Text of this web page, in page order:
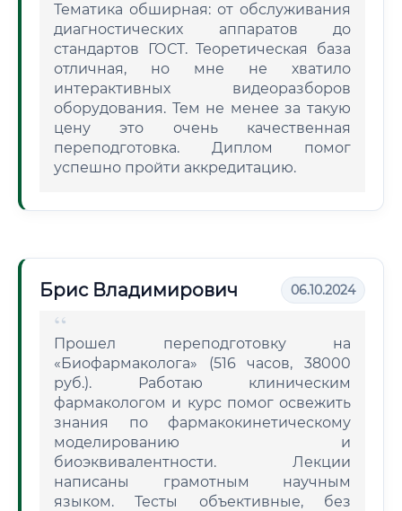
Тематика обширная: от обслуживания
диагностических аппаратов до
стандартов ГОСТ. Теоретическая база
отличная, но мне не хватило
интерактивных видеоразборов
оборудования. Тем не менее за такую
цену это очень качественная
переподготовка. Диплом помог
успешно пройти аккредитацию.
Брис Владимирович 06.10.2024
Прошел переподготовку на
«Биофармаколога» (516 часов, 38000
руб.). Работаю клиническим
фармакологом и курс помог освежить
знания по фармакокинетическому
моделированию и
биоэквивалентности. Лекции
написаны грамотным научным
языком. Тесты объективные, без